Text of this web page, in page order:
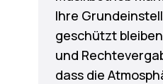
Ihre
geschützt
und
dass die